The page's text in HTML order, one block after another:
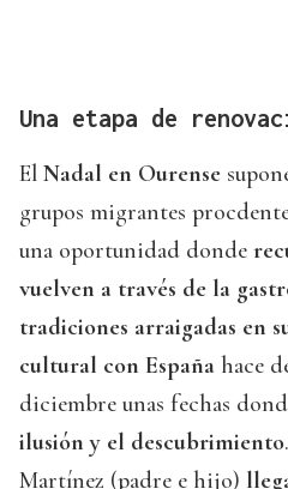
Una etapa de
El Nadal en Ourense
grupos migrantes
una oportunidad donde
vuelven a través de la
tradiciones arraigadas en
cultural con España hace
diciembre unas fechas
ilusión y el descubrimiento
Martínez (padre e hijo)